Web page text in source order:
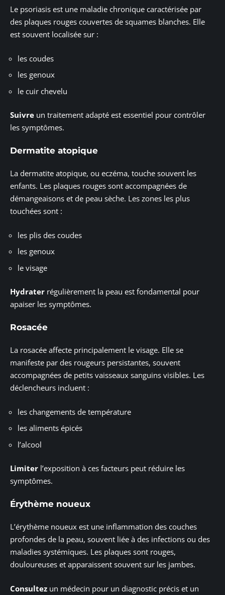
Le psoriasis est une maladie chronique caractérisée par
des plaques rouges couvertes de squames blanches. Elle
est souvent localisée sur :
les coudes
les genoux
le cuir chevelu
Suivre un traitement adapté est essentiel pour contrôler
les symptômes.
Dermatite atopique
La dermatite atopique, ou eczéma, touche souvent les
enfants. Les plaques rouges sont accompagnées de
démangeaisons et de peau sèche. Les zones les plus
touchées sont :
les plis des coudes
les genoux
le visage
Hydrater régulièrement la peau est fondamental pour
apaiser les symptômes.
Rosacée
La rosacée affecte principalement le visage. Elle se
manifeste par des rougeurs persistantes, souvent
accompagnées de petits vaisseaux sanguins visibles. Les
déclencheurs incluent :
les changements de température
les aliments épicés
l’alcool
Limiter l’exposition à ces facteurs peut réduire les
symptômes.
Érythème noueux
L’érythème noueux est une inflammation des couches
profondes de la peau, souvent liée à des infections ou des
maladies systémiques. Les plaques sont rouges,
douloureuses et apparaissent souvent sur les jambes.
Consultez un médecin pour un diagnostic précis et un